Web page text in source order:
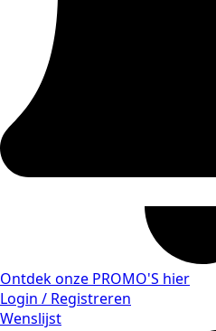
Ontdek onze PROMO'S hier
Login / Registreren
Wenslijst